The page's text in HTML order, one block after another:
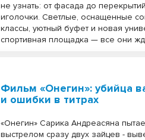
не узнать: от фасада до
иголочки. Светлые, оснащенные
классы, уютный буфет и новая
спортивная площадка — все они
Фильм «Онегин»: убийца
и ошибки в титрах
«Онегин» Сарика Андреасяна
выстрелом сразу двух зайцев -